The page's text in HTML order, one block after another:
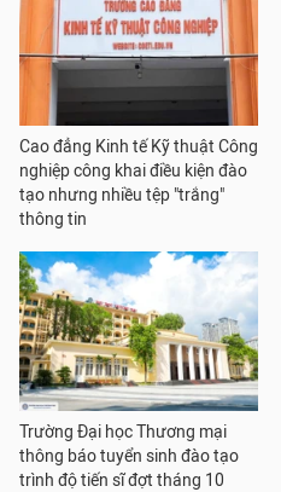
Cao đẳng Kinh tế Kỹ thuật Công
nghiệp công khai điều kiện đào
tạo nhưng nhiều tệp "trắng"
thông tin
Trường Đại học Thương mại
thông báo tuyển sinh đào tạo
trình độ tiến sĩ đợt tháng 10